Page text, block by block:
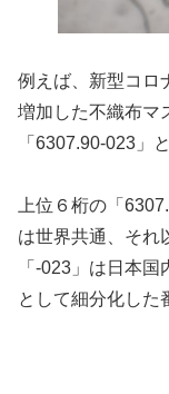
例えば、新型コロ
増加した不織布マ
「6307.90-023」
上位６桁の「
は世界共通、それ
「-023」は日本国
として細分化した